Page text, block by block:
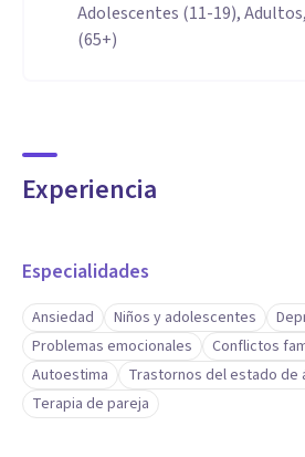
Adolescentes (11-19),
(65+)
Experiencia
Especialidades
Ansiedad Niños y adolescentes
Problemas emocionales
Conflictos
Autoestima
Trastornos del estado de
Terapia de pareja